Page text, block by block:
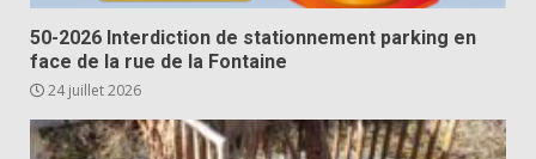
50-2026 Interdiction de stationnement parking en
face de la rue de la Fontaine
24 juillet 2026